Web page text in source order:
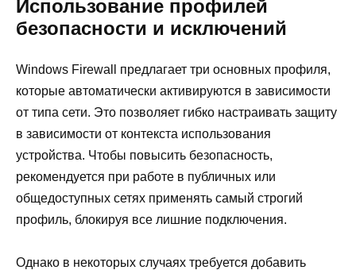
Использование профилей
безопасности и исключений
Windows Firewall предлагает три основных профиля,
которые автоматически активируются в зависимости
от типа сети. Это позволяет гибко настраивать защиту
в зависимости от контекста использования
устройства. Чтобы повысить безопасность,
рекомендуется при работе в публичных или
общедоступных сетях применять самый строгий
профиль, блокируя все лишние подключения.
Однако в некоторых случаях требуется добавить